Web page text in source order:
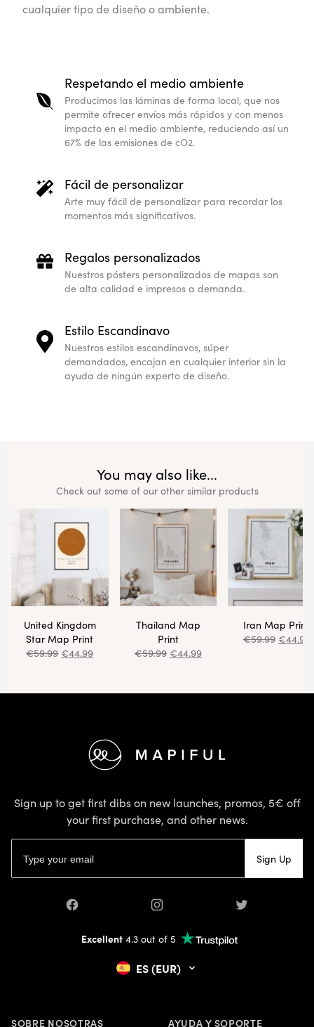
cualquier tipo de diseño o ambiente.
Respetando el medio ambiente
Producimos las láminas de forma local, que nos
permite ofrecer envíos más rápidos y con menos
impacto en el medio ambiente, reduciendo así un
67% de las emisiones de cO2.
Fácil de personalizar
Arte muy fácil de personalizar para recordar los
momentos más significativos.
Regalos personalizados
Nuestros pósters personalizados de mapas son
de alta calidad e impresos a demanda.
Estilo Escandinavo
Nuestros estilos escandinavos, súper
demandados, encajan en cualquier interior sin la
ayuda de ningún experto de diseño.
You may also like...
Check out some of our other similar products
United Kingdom
Star Map Print
€59.99 €44.99
Thailand Map
Print
€59.99 €44.99
Iran Map Print
€59.99 €44.99
Sign up to get first dibs on new launches, promos, 5€ off
your first purchase, and other news.
Sign Up
Facebook Instagram Twitter
Excellent4.3 out of 5
ES (EUR)
SOBRE NOSOTRAS AYUDA Y SOPORTE